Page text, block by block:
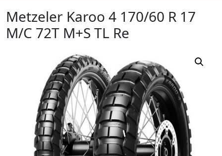
Metzeler Karoo 4 170/60 R 17
M/C 72T M+S TL Re